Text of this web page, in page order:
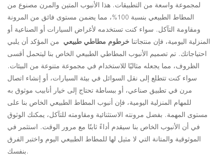
لمجموعة واسعة من التطبيقات. هذا الأنبوب المتين والمرن مصنوع من
المطاط الطبيعي بنسبة 100%، مما يضمن مستوى فائق من المرونة
ومقاومة التآكل. سواء كنت تستخدمه لأغراض السيارات أو الصناعية أو
المنزلية اليومية، فإن منتجاتنا خرطوم مطاطي طبيعي من المؤكد أن يلبي
احتياجاتك. تم تصميم الأنبوب المطاطي الطبيعي الخاص بنا ليتحمل أقسى
الظروف، مما يجعله مثاليًا للاستخدام في مجموعة متنوعة من البيئات.
سواء كنت تتطلع إلى نقل السوائل في بيئة السيارات، أو إنشاء اتصال
مرن في تطبيق صناعي، أو ببساطة تحتاج إلى خيار أنابيب موثوق به
للمهام المنزلية اليومية، فإن أنبوب المطاط الطبيعي الخاص بنا على
مستوى المهمة. بفضل مرونته الاستثنائية ومقاومته للتآكل، يمكنك الوثوق
في أن الأنبوب الخاص بنا سيقدم أداءً ثابتًا مع مرور الوقت. استثمر في
الموثوقية والمتانة التي لا مثيل لها للمطاط الطبيعي اليوم واختبر الفرق
بنفسك.